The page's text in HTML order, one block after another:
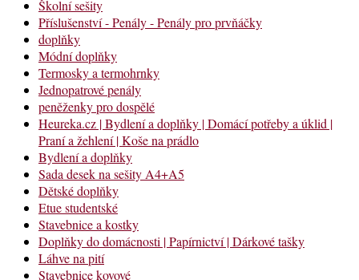
Školní sešity
Příslušenství - Penály - Penály pro prvňáčky
doplňky
Módní doplňky
Termosky a termohrnky
Jednopatrové penály
peněženky pro dospělé
Heureka.cz | Bydlení a doplňky | Domácí potřeby a úklid |
Praní a žehlení | Koše na prádlo
Bydlení a doplňky
Sada desek na sešity A4+A5
Dětské doplňky
Etue studentské
Stavebnice a kostky
Doplňky do domácnosti | Papírnictví | Dárkové tašky
Láhve na pití
Stavebnice kovové